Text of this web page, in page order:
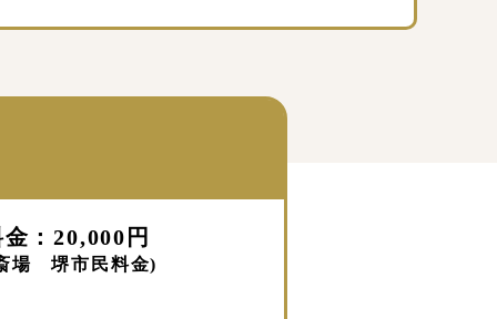
：20,000円
場 堺市民料金)